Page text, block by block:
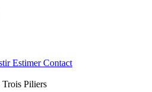
EstimerContact
Trois Piliers